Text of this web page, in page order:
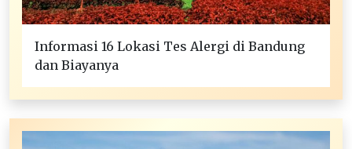
Informasi 16 Lokasi Tes Alergi di Bandung
dan Biayanya